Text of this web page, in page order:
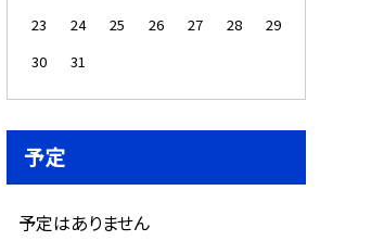
23
24 25 26 27 28
29
30
31
予定
予定はありません